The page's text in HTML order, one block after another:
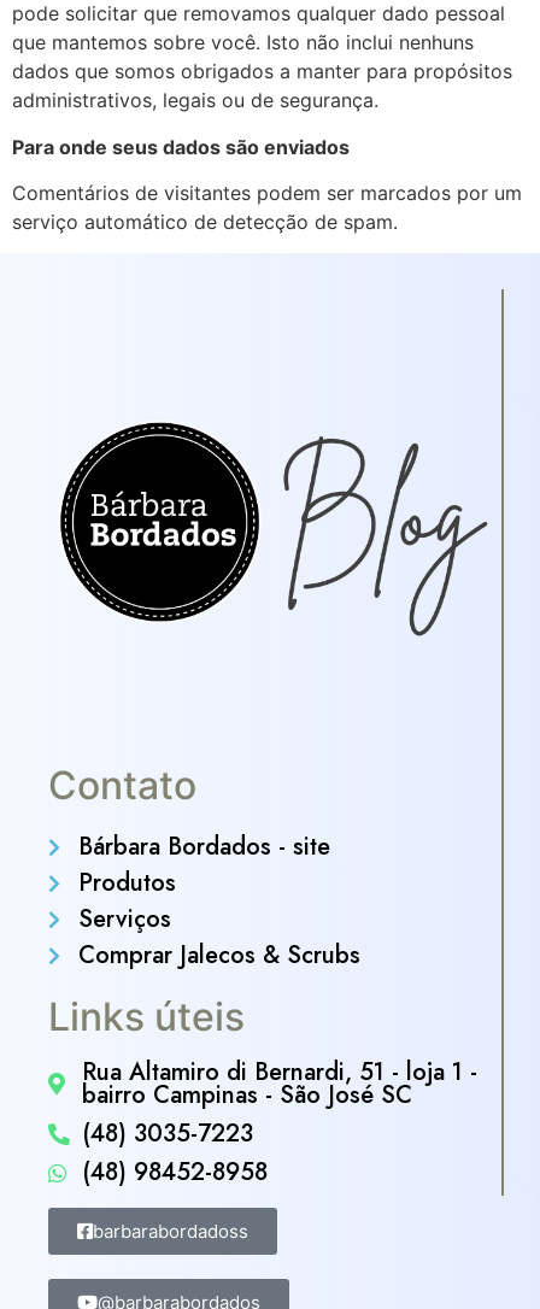
pode solicitar que removamos qualquer dado pessoal
que mantemos sobre você. Isto não inclui nenhuns
dados que somos obrigados a manter para propósitos
administrativos, legais ou de segurança.
Para onde seus dados são enviados
Comentários de visitantes podem ser marcados por um
serviço automático de detecção de spam.
Contato
Bárbara Bordados - site
Produtos
Serviços
Comprar Jalecos & Scrubs
Links úteis
Rua Altamiro di Bernardi, 51 - loja 1 -
bairro Campinas - São José SC
(48) 3035-7223
(48) 98452-8958
barbarabordadoss
@barbarabordados